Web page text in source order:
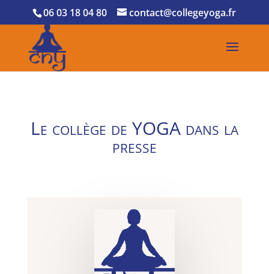
06 03 18 04 80 contact@collegeyoga.fr
Le collège de YOGA dans la
presse